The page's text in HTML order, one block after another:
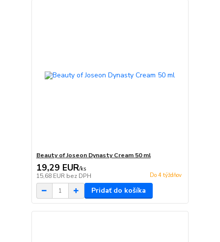
Beauty of Joseon Dynasty Cream 50 ml
19,29 EUR/ks
15,68 EUR bez DPH Do 4 týždňov
Pridať do košíka